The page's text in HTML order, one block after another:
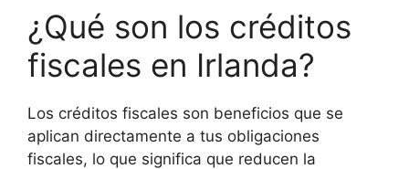
¿Qué son los créditos
fiscales en Irlanda?
Los créditos fiscales son beneficios que se
aplican directamente a tus obligaciones
fiscales, lo que significa que reducen la